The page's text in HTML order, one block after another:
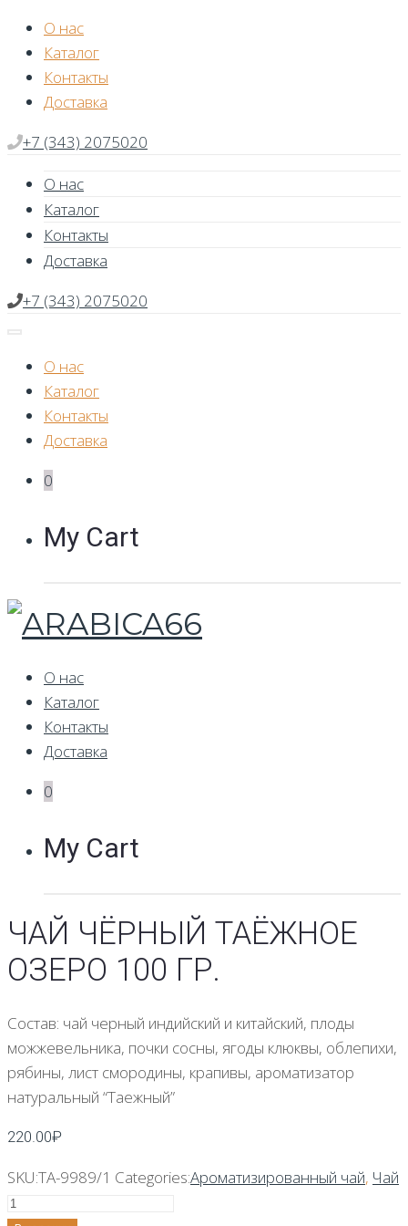
Skip
content
О нас
Каталог
Контакты
Доставка
+7 (343) 2075020
О нас
Каталог
Контакты
Доставка
+7 (343) 2075020
О нас
Каталог
Контакты
Доставка
0
My Cart
О нас
Каталог
Контакты
Доставка
0
My Cart
ЧАЙ ЧЁРНЫЙ ТАЁЖНОЕ
ОЗЕРО 100 ГР.
Состав: чай черный индийский и китайский, плоды
можжевельника, почки сосны, ягоды клюквы, облепихи,
рябины, лист смородины, крапивы, ароматизатор
натуральный “Таежный”
220.00₽
SKU:TA-9989/1 Categories:Ароматизированный чай, Чай
Количество